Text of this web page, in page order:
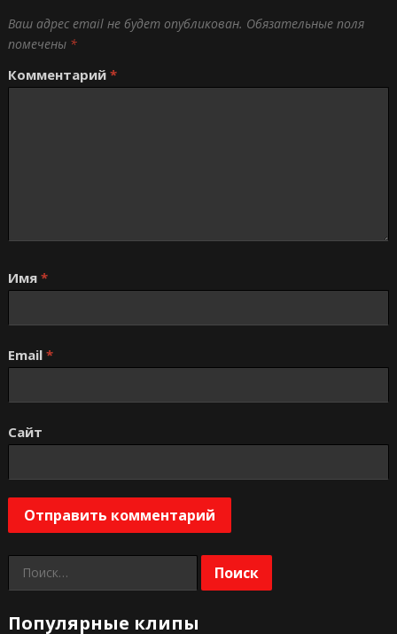
Ваш адрес email не будет опубликован. Обязательные поля
помечены *
Комментарий *
Имя *
Email *
Сайт
Найти:
Популярные клипы